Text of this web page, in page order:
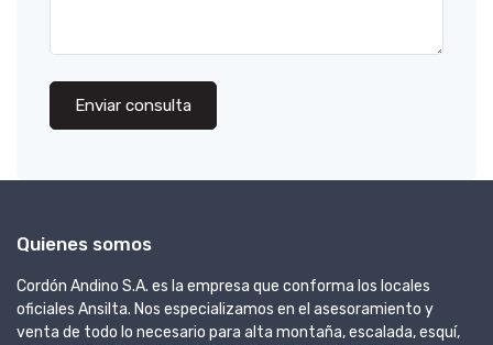
Enviar consulta
Quienes somos
Cordón Andino S.A. es la empresa que conforma los locales
oficiales Ansilta. Nos especializamos en el asesoramiento y
venta de todo lo necesario para alta montaña, escalada, esquí,